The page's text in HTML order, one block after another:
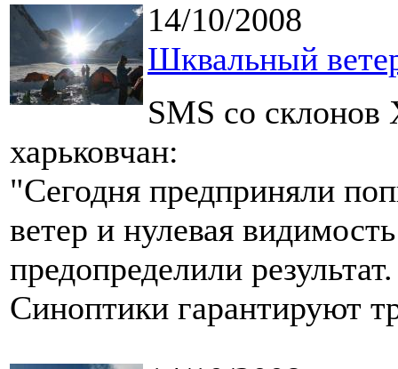
14/10/2008
Шквальный
SMS со
харьковчан:
"Сегодня предприняли
ветер и нулевая
предопределили
Синоптики гарантируют